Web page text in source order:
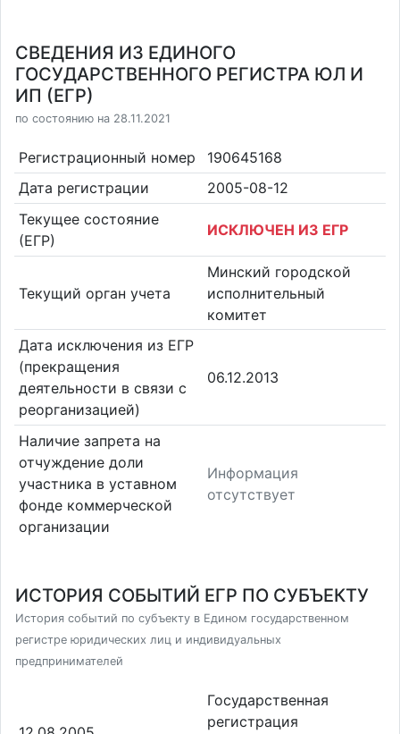
СВЕДЕНИЯ ИЗ ЕДИНОГО
ГОСУДАРСТВЕННОГО РЕГИСТРА ЮЛ И
ИП (ЕГР)
по состоянию на 28.11.2021
Регистрационный номер
190645168
Дата регистрации
2005-08-12
Текущее состояние
(ЕГР)
ИСКЛЮЧЕН ИЗ ЕГР
Текущий орган учета
Минский городской
исполнительный
комитет
Дата исключения из ЕГР
(прекращения
деятельности в связи с
реорганизацией)
06.12.2013
Наличие запрета на
отчуждение доли
участника в уставном
фонде коммерческой
организации
Информация
отсутствует
ИСТОРИЯ СОБЫТИЙ ЕГР ПО СУБЪЕКТУ
История событий по субъекту в Едином государственном
регистре юридических лиц и индивидуальных
предпринимателей
Государственная
регистрация